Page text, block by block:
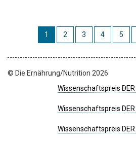
1 2 3 4 5
© Die Ernährung/Nutrition 2026
Wissenschaftspreis DER
Wissenschaftspreis DER
Wissenschaftspreis DER